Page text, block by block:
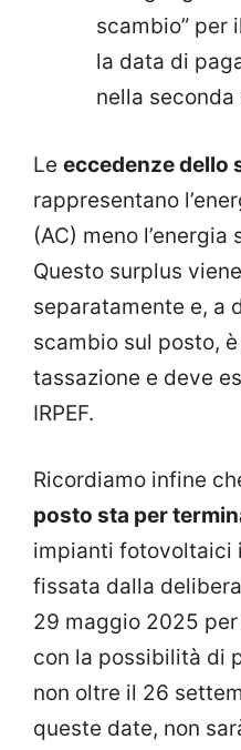
scambio” per
la data di
nella
Le eccedenze dello
rappresentano
(AC) meno
Questo surplus
separatamente e, a
scambio sul posto,
tassazione e deve
IRPEF.
Ricordiamo infine
posto sta per
impianti fotovoltaici
fissata dalla
29 maggio 2025 per
con la possibilità di
non oltre il 26
queste date, non